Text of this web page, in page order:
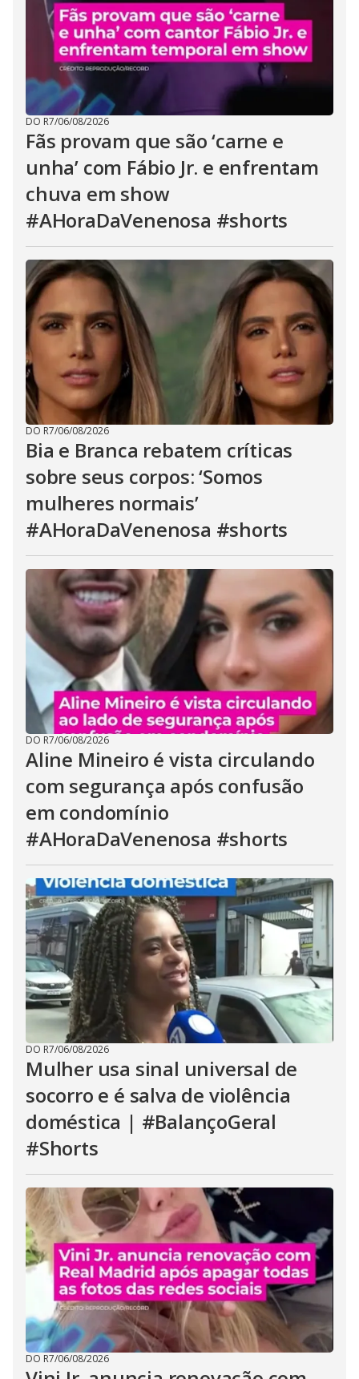
DO R7/06/08/2026
Fãs provam que são ‘carne e
unha’ com Fábio Jr. e enfrentam
chuva em show
#AHoraDaVenenosa #shorts
DO R7/06/08/2026
Bia e Branca rebatem críticas
sobre seus corpos: ‘Somos
mulheres normais’
#AHoraDaVenenosa #shorts
DO R7/06/08/2026
Aline Mineiro é vista circulando
com segurança após confusão
em condomínio
#AHoraDaVenenosa #shorts
DO R7/06/08/2026
Mulher usa sinal universal de
socorro e é salva de violência
doméstica | #BalançoGeral
#Shorts
DO R7/06/08/2026